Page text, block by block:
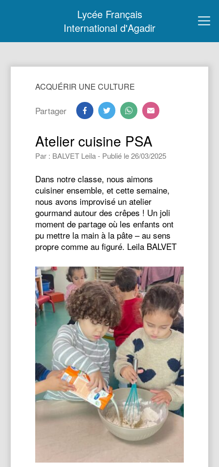
Lycée Français
International d'Agadir
ACQUÉRIR UNE CULTURE
Partager
Atelier cuisine PSA
Par : BALVET Leila - Publié le 26/03/2025
Dans notre classe, nous aimons
cuisiner ensemble, et cette semaine,
nous avons improvisé un atelier
gourmand autour des crêpes ! Un joli
moment de partage où les enfants ont
pu mettre la main à la pâte – au sens
propre comme au figuré. Leila BALVET